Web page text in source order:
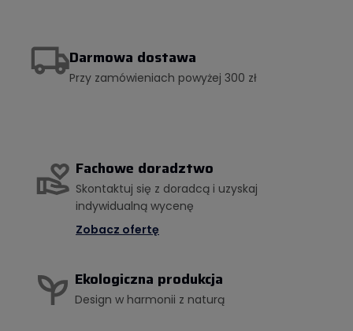
Darmowa dostawa
Przy zamówieniach powyżej 300 zł
Fachowe doradztwo
Skontaktuj się z doradcą i uzyskaj
indywidualną wycenę
Zobacz ofertę
Ekologiczna produkcja
Design w harmonii z naturą